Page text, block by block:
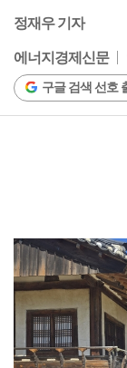
정재우 기자
에너지경제신문
구글 검색 선호